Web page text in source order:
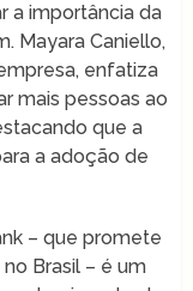
a importância da
Mayara Caniello,
enfatiza
mais pessoas ao
que a
a adoção de
– que promete
Brasil – é um